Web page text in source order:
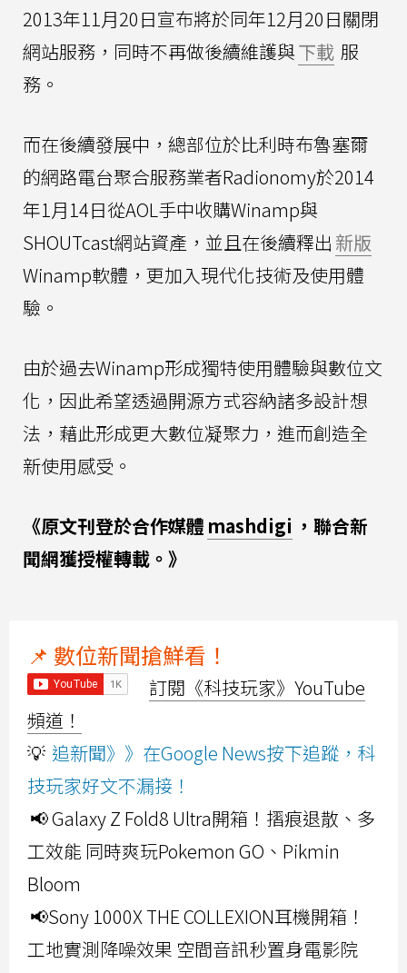
2013年11月20日宣布將於同年12月20日關閉
網站服務，同時不再做後續維護與下載 服
務。
而在後續發展中，總部位於比利時布魯塞爾
的網路電台聚合服務業者Radionomy於2014
年1月14日從AOL手中收購Winamp與
SHOUTcast網站資產，並且在後續釋出 新版
Winamp軟體，更加入現代化技術及使用體
驗。
由於過去Winamp形成獨特使用體驗與數位文
化，因此希望透過開源方式容納諸多設計想
法，藉此形成更大數位凝聚力，進而創造全
新使用感受。
《原文刊登於合作媒體 mashdigi ，聯合新
聞網獲授權轉載。》
📌 數位新聞搶鮮看！
訂閱《科技玩家》YouTube
頻道！
💡 追新聞》》在Google News按下追蹤，科
技玩家好文不漏接！
📢 Galaxy Z Fold8 Ultra開箱！摺痕退散、多
工效能 同時爽玩Pokemon GO、Pikmin
Bloom
📢Sony 1000X THE COLLEXION耳機開箱！
工地實測降噪效果 空間音訊秒置身電影院